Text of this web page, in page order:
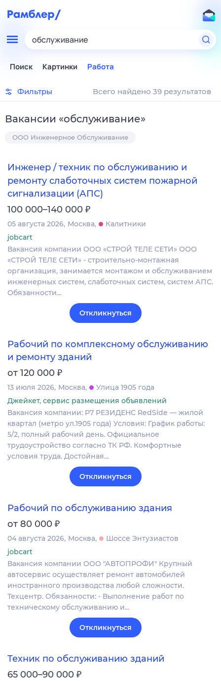
обслуживание
Поиск Картинки Работа
Фильтры Всего найдено 39 результатов
Вакансии «обслуживание»
ООО Инженерное Обслуживание
Инженер / техник по обслуживанию и
ремонту слаботочных систем пожарной
сигнализации (АПС)
100 000–140 000 ₽
05 августа 2026 Москва
Калитники
jobcart
Вакансия компании ООО «СТРОЙ ТЕЛЕ СЕТИ» ООО
«СТРОЙ ТЕЛЕ СЕТИ» - строительно-монтажная
организация, занимается монтажом и обслуживанием
инженерных систем, слаботочных систем, систем АПС.
Обязанности…
Откликнуться
Рабочий по комплексному обслуживанию
и ремонту зданий
от 120 000 ₽
13 июля 2026 Москва
Улица 1905 года
Джейкет, сервис размещения объявлений
Вакансия компании: Р7 РЕЗИДЕНС RedSide — жилой
квартал (метро ул.1905 года) Условия: График работы:
5/2, полный рабочий день. Официальное
трудоустройство согласно ТК РФ. Комфортные
условия труда. Достойная…
Откликнуться
Рабочий по обслуживанию здания
от 80 000 ₽
04 августа 2026 Москва
Шоссе Энтузиастов
jobcart
Вакансия компании ООО "АВТОПРОФИ" Крупный
автосервис осуществляет ремонт автомобилей
иностранного производства любой сложности.
Техцентр. Обязанности: - Выполнение работ по
техническому обслуживанию и…
Откликнуться
Техник по обслуживанию зданий
65 000–90 000 ₽